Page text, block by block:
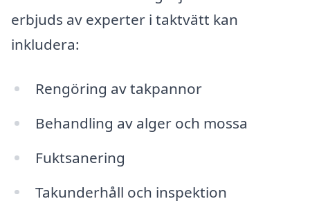
erbjuds av experter i taktvätt kan
inkludera:
Rengöring av takpannor
Behandling av alger och mossa
Fuktsanering
Takunderhåll och inspektion